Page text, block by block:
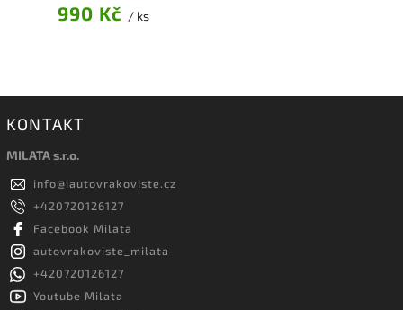
990 Kč / ks
KONTAKT
MILATA s.r.o.
info@iautovrakoviste.cz
+420720126127
Facebook Milata
autovrakoviste_milata
+420720126127
Youtube Milata